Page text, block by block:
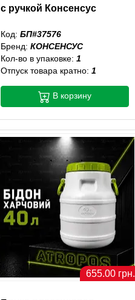
с ручкой Консенсус
Код: БП#37576
Бренд: КОНСЕНСУС
Кол-во в упаковке: 1
Отпуск товара кратно: 1
В корзину
655.00 грн.